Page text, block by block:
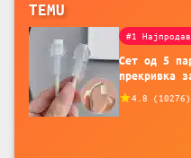
TEMU
#1
Сет од 5
прекривка
додатоци
батерија,
4.8 ( 10276)